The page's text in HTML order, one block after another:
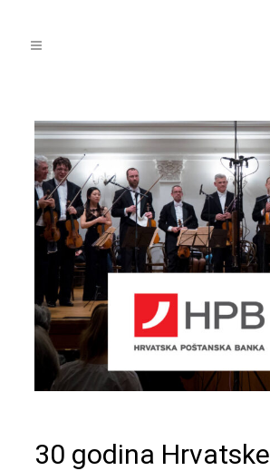
30 godina Hrvatske